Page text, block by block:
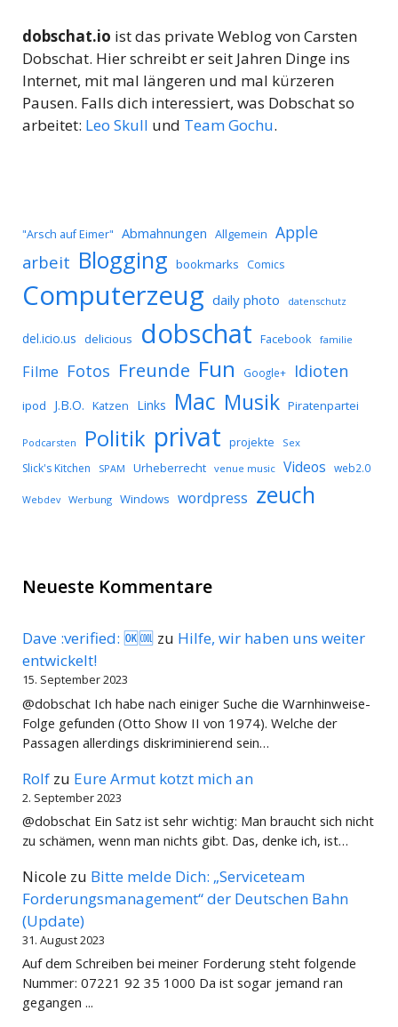
dobschat.io ist das private Weblog von Carsten
Dobschat. Hier schreibt er seit Jahren Dinge ins
Internet, mit mal längeren und mal kürzeren
Pausen. Falls dich interessiert, was Dobschat so
arbeitet: Leo Skull und Team Gochu.
"Arsch auf Eimer" Abmahnungen Allgemein Apple
arbeit Blogging bookmarks Comics
Computerzeug daily photo datenschutz
del.icio.us delicious dobschat Facebook familie
Filme Fotos Freunde Fun Google+ Idioten
ipod J.B.O. Katzen Links Mac Musik Piratenpartei
Podcarsten Politik privat projekte Sex
Slick's Kitchen SPAM Urheberrecht venue music Videos web2.0
Webdev Werbung Windows wordpress zeuch
Neueste Kommentare
Dave :verified: 🆗🆒 zu Hilfe, wir haben uns weiter
entwickelt!
15. September 2023
@dobschat Ich habe nach einiger Suche die Warnhinweise-
Folge gefunden (Otto Show II von 1974). Welche der
Passagen allerdings diskriminierend sein…
Rolf zu Eure Armut kotzt mich an
2. September 2023
@dobschat Ein Satz ist sehr wichtig: Man braucht sich nicht
zu schämen, wenn man nichts gibt. Das, denke ich, ist…
Nicole zu Bitte melde Dich: „Serviceteam
Forderungsmanagement“ der Deutschen Bahn
(Update)
31. August 2023
Auf dem Schreiben bei meiner Forderung steht folgende
Nummer: 07221 92 35 1000 Da ist sogar jemand ran
gegangen ...